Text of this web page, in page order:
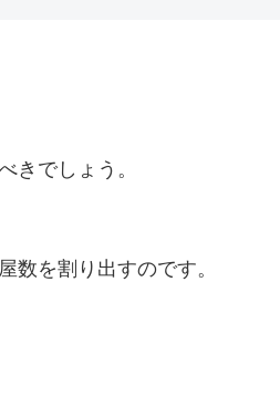
きでしょう。
数を割り出すのです。